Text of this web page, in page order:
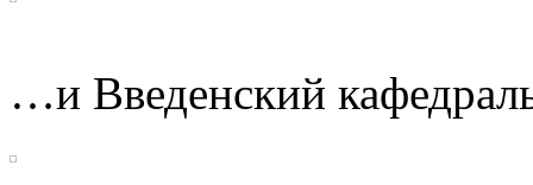
…и Введенский